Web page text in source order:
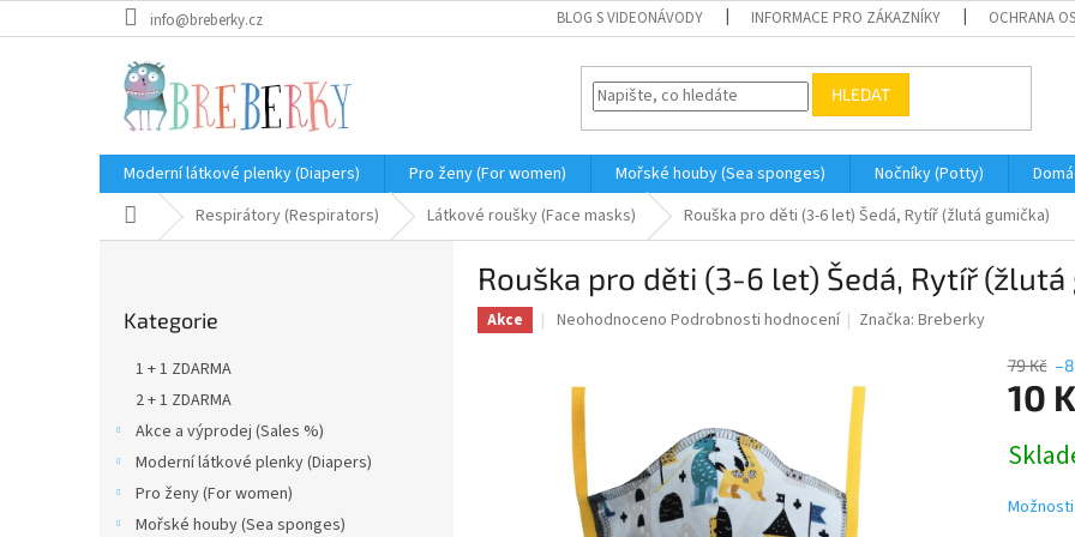
na
info@breberky.cz BLOG S VIDEONÁVODY INFORMACE PRO ZÁKAZNÍKY OCHRANA
HLEDAT
Moderní látkové plenky (Diapers) Pro ženy (For women) Mořské houby (Sea sponges) Nočníky (Potty)
Domů Respirátory (Respirators) Látkové roušky (Face masks) Rouška pro děti (3-6 let) Šedá, Rytíř (žlutá gumička)
kategorie
Kategorie
1 + 1 ZDARMA
2 + 1 ZDARMA
Akce a výprodej (Sales %)
Moderní látkové plenky (Diapers)
Pro ženy (For women)
Mořské houby (Sea sponges)
Rouška pro děti (3-6 let) Šedá, Rytíř (žlutá
Akce
Průměrné
hvězdiček.
Neohodnoceno Podrobnosti hodnocení Značka:Breberky
79 Kč
10
cena: